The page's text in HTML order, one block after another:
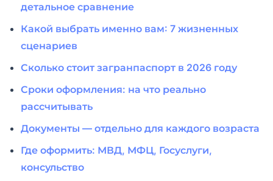
детальное сравнение
Какой выбрать именно вам: 7 жизненных
сценариев
Сколько стоит загранпаспорт в 2026 году
Сроки оформления: на что реально
рассчитывать
Документы — отдельно для каждого возраста
Где оформить: МВД, МФЦ, Госуслуги,
консульство